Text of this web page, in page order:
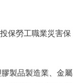
保勞工職業災害保
製品製造業、金屬